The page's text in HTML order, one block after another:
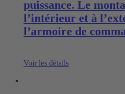
puissance. Le
l’intérieur et à
l’armoire de
Voir les détails